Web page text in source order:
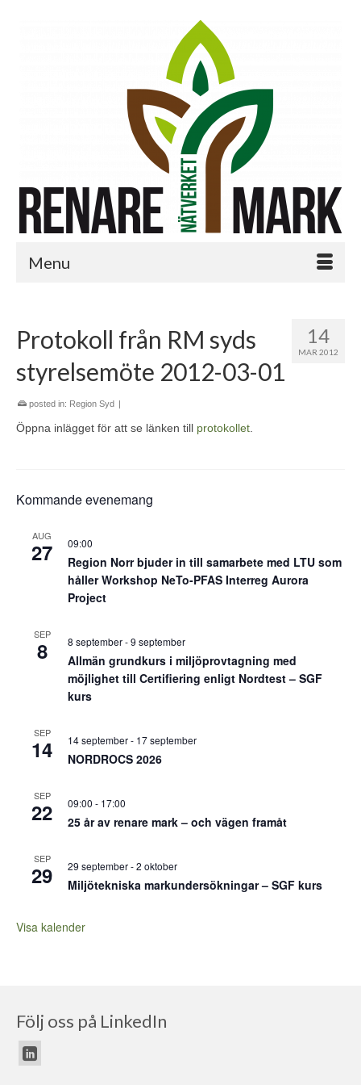
Menu
14
MAR 2012
Protokoll från RM syds
styrelsemöte 2012-03-01
posted in: Region Syd |
Öppna inlägget för att se länken till protokollet
Kommande evenemang
AUG
27 09:00
Region Norr bjuder in till samarbete med LTU som
håller Workshop NeTo-PFAS Interreg Aurora
Project
SEP
8 8 september-9 september
Allmän grundkurs i miljöprovtagning med
möjlighet till Certifiering enligt Nordtest – SGF
kurs
SEP
14 14 september- 17 september
NORDROCS 2026
SEP
22 09:00 - 17:00
25 år av renare mark – och vägen framåt
SEP
29 29 september-2 oktober
Miljötekniska markundersökningar – SGF kurs
Visa kalender
Följ oss på LinkedIn